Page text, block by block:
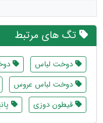
تگ های مرتبط
دوخت لباس
دوخت لباس عروس
قیطون دوزی